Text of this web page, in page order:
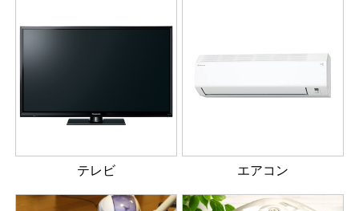
テレビ エアコン